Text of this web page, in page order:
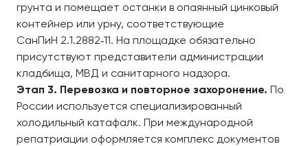
грунта и помещает останки в опаянный цинковый
контейнер или урну, соответствующие
СанПиН 2.1.2882‑11. На площадке обязательно
присутствуют представители администрации
кладбища, МВД и санитарного надзора.
Этап 3. Перевозка и повторное захоронение. По
России используется специализированный
холодильный катафалк. При международной
репатриации оформляется комплекс документов